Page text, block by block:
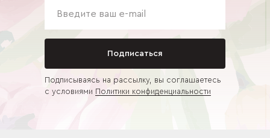
Подписаться
Подписываясь на рассылку, вы соглашаетесь
с условиями Политики конфиденциальности